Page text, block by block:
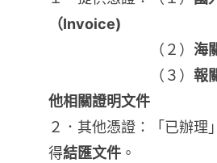
（Invoice)
（２） 海
（３） 報
他相關證明文件
２．其他憑證：「已辦理
得結匯文件 。